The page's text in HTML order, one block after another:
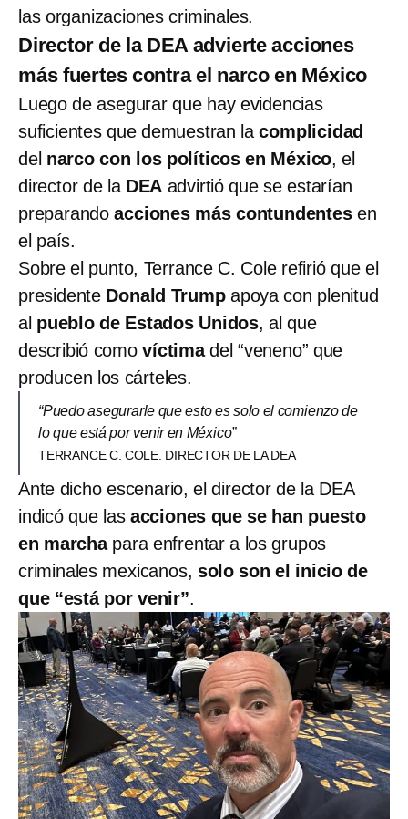
las organizaciones criminales.
Director de la DEA advierte acciones
más fuertes contra el narco en México
Luego de asegurar que hay evidencias
suficientes que demuestran lacomplicidad
del narco con los políticos en México, el
director de la DEA advirtió que se estarían
preparandoacciones más contundentesen
el país.
Sobre el punto, Terrance C. Cole refirió que el
presidente Donald Trumpapoya con plenitud
al pueblo de Estados Unidos, al que
describió comovíctimadel “veneno” que
producen los cárteles.
“Puedo asegurarle que esto es solo el comienzo de
lo que está por venir en México”
TERRANCE C. COLE. DIRECTOR DE LA DEA
Ante dicho escenario, el director de la DEA
indicó que las acciones que se han puesto
en marcha para enfrentar a los grupos
criminales mexicanos, solo son el inicio de
que “está por venir”.